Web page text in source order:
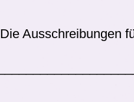
Die Ausschreibungen